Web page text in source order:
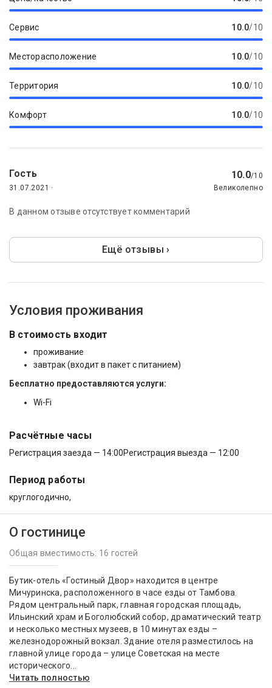
Сервис 10.0/10
Месторасположение 10.0/10
Территория 10.0/10
Комфорт 10.0/10
Гость 10.0/10
31.07.2021 ·
Великолепно
В данном отзыве отсутствует комментарий
Ещё отзывы ›
Условия проживания
В стоимость входит
проживание
завтрак (входит в пакет с питанием)
Бесплатно предоставляются услуги:
Wi-Fi
Расчётные часы
Регистрация заезда — 14:00Регистрация выезда — 12:00
Период работы
круглогодично,
О гостинице
Общая вместимость: 16 гостей
Бутик-отель «Гостиный Двор» находится в центре
Мичуринска, расположенного в часе езды от Тамбова.
Рядом центральный парк, главная городская площадь,
Ильинский храм и Боголюбский собор, драматический театр
и несколько местных музеев, в 10 минутах езды –
железнодорожный вокзал. Здание отеля разместилось на
главной улице города – улице Советская на месте
исторического...
Читать полностью